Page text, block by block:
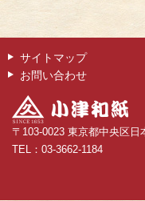
サイトマップ
お問い合わせ
〒103-0023 東京都中央区
TEL：03-3662-1184